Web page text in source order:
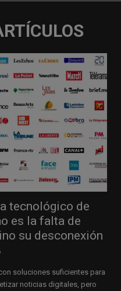
tecnológico de
es la falta de
su desconexión
soluciones suficientes para
noticias digitales, pero